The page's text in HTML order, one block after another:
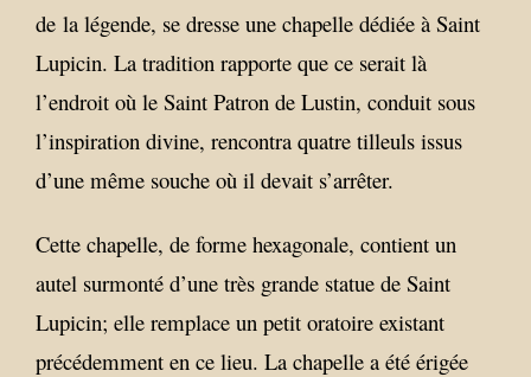
de la légende, se dresse une chapelle dédiée à Saint
Lupicin. La tradition rapporte que ce serait là
l’endroit où le Saint Patron de Lustin, conduit sous
l’inspiration divine, rencontra quatre tilleuls issus
d’une même souche où il devait s’arrêter.
Cette chapelle, de forme hexagonale, contient un
autel surmonté d’une très grande statue de Saint
Lupicin; elle remplace un petit oratoire existant
précédemment en ce lieu. La chapelle a été érigée